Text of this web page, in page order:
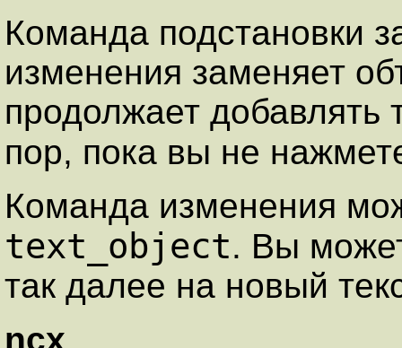
Команда подстановки
изменения заменяет
продолжает добавлять
пор, пока вы не
Команда изменения
text_object. Вы
так далее на новый
ncx